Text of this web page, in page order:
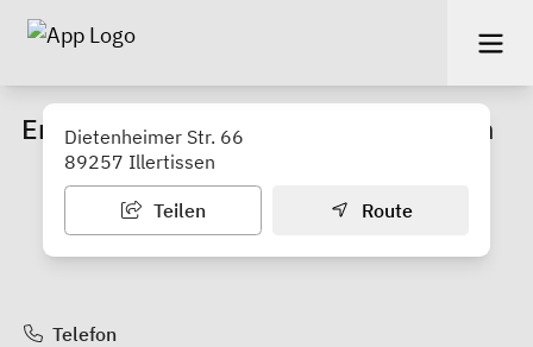
Erhard-Vöhlin-Mittelschule Illertissen
Dietenheimer Str. 66
89257 Illertissen
Teilen Route
Telefon